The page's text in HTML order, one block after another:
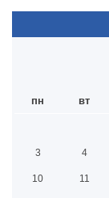
пн вт
3 4
10 11